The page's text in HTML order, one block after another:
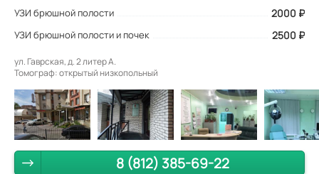
УЗИ брюшной полости 2000 ₽
УЗИ брюшной полости и почек 2500 ₽
ул. Гаврская, д. 2 литер А.
Томограф: открытый низкопольный
8 (812) 385-69-22